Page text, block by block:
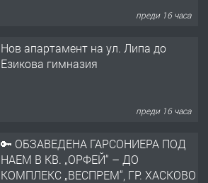
преди 16 часа
Нов апартамент на ул. Липа до
Езикова гимназия
преди 16 часа
🔑 ОБЗАВЕДЕНА ГАРСОНИЕРА ПОД
НАЕМ В КВ. „ОРФЕЙ“ – ДО
КОМПЛЕКС „ВЕСПРЕМ“, ГР. ХАСКОВО